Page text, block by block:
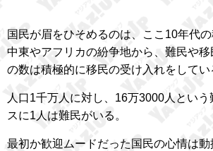
国民が眉をひそめるのは、ここ10年代の
中東やアフリカの紛争地から、難民や
の数は積極的に移民の受け入れをしてい
人口1千万人に対し、16万3000人とい
スに1人は難民がいる。
最初か歓迎ムードだった国民の心情は